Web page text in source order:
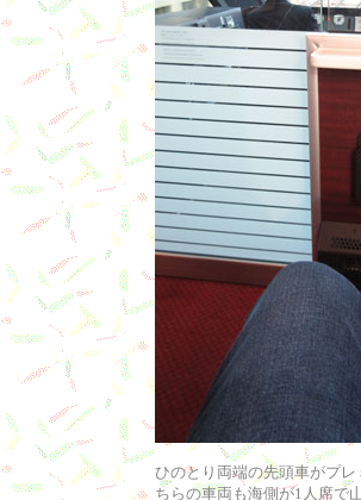
ひのとり両端の先頭車がプ
ちらの車両も海側が1人席で